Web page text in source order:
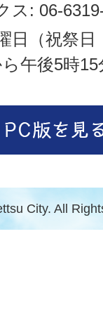
ス: 06-
日（祝祭
午後5時15
City. All